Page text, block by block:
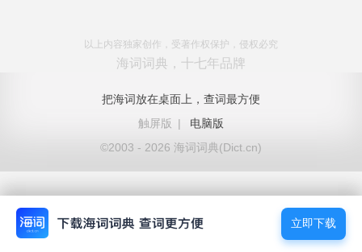
以上内容独家创作，受著作权保护，侵权必究
海词词典，十七年品牌
把海词放在桌面上，查词最方便
触屏版
|
电脑版
©2003 - 2026 海词词典(Dict.cn)
立即下载
立即下载